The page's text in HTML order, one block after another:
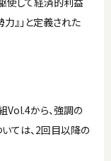
』」と定義された
Vol.4から、強調の
ては、2回目以降の